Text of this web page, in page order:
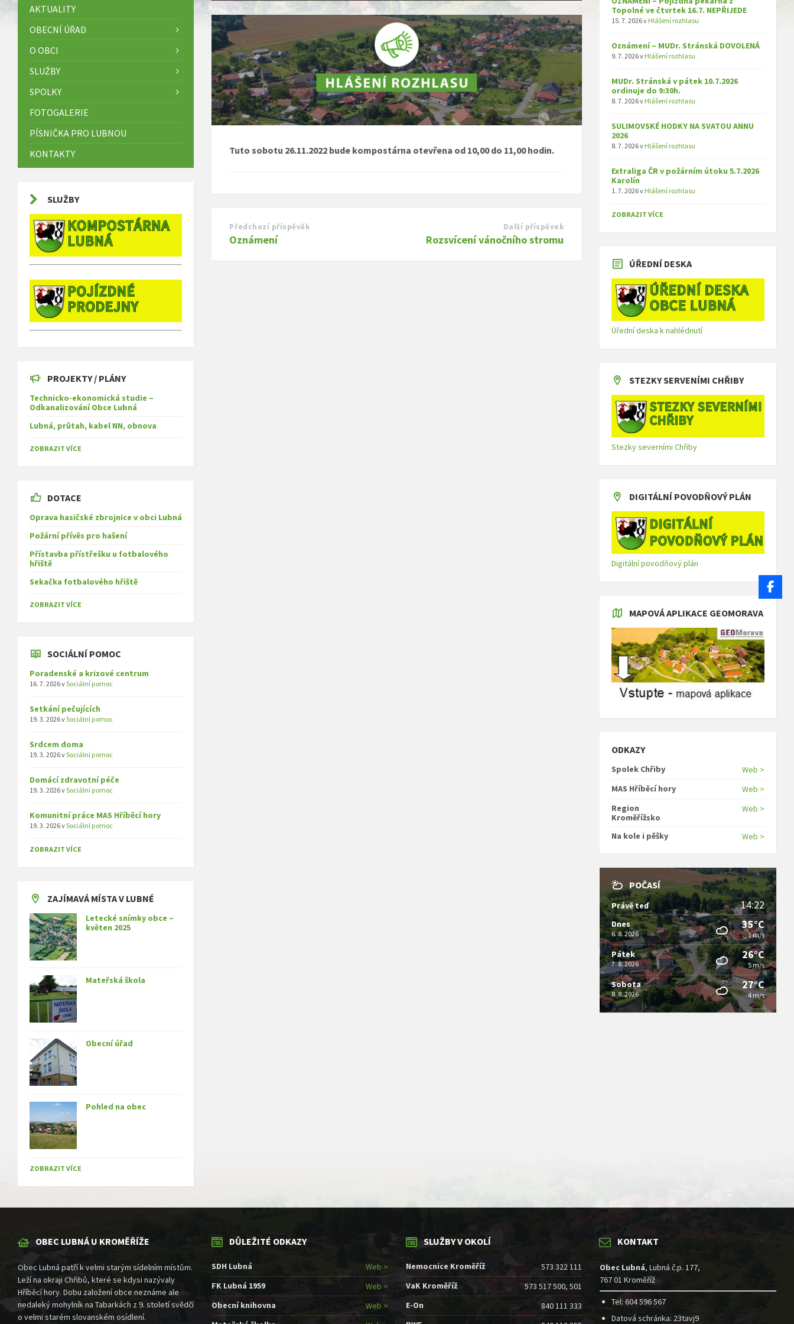
Tuto sobotu 26.11.2022 bude kompostárna otevřena od 10,00 do 11,00 hodin.
Předchozí příspěvěk
Oznámení
Další příspěvek
Rozsvícení vánočního stromu
AKTUALITY
OBECNÍ ÚŘAD
O OBCI
SLUŽBY
SPOLKY
FOTOGALERIE
PÍSNIČKA PRO LUBNOU
KONTAKTY
SLUŽBY
PROJEKTY / PLÁNY
Technicko-ekonomická studie –
Odkanalizování Obce Lubná
Lubná, průtah, kabel NN, obnova
ZOBRAZIT VÍCE
DOTACE
Oprava hasičské zbrojnice v obci Lubná
Požární přívěs pro hašení
Přístavba přístřešku u fotbalového
hřiště
Sekačka fotbalového hřiště
ZOBRAZIT VÍCE
SOCIÁLNÍ POMOC
Poradenské a krizové centrum
16. 7. 2026vSociální pomoc
Setkání pečujících
19. 3. 2026vSociální pomoc
Srdcem doma
19. 3. 2026vSociální pomoc
Domácí zdravotní péče
19. 3. 2026vSociální pomoc
Komunitní práce MAS Hříběcí hory
19. 3. 2026vSociální pomoc
ZOBRAZIT VÍCE
ZAJÍMAVÁ MÍSTA V LUBNÉ
Letecké snímky obce –
květen 2025
Mateřská škola
Obecní úřad
Pohled na obec
ZOBRAZIT VÍCE
Topolné ve čtvrtek 16.7. NEPŘIJEDE
15. 7. 2026v Hlášení rozhlasu
Oznámení – MUDr. Stránská DOVOLENÁ
9. 7. 2026v Hlášení rozhlasu
MUDr. Stránská v pátek 10.7.2026
ordinuje do 9:30h.
8. 7. 2026v Hlášení rozhlasu
SULIMOVSKÉ HODKY NA SVATOU ANNU
2026
8. 7. 2026v Hlášení rozhlasu
Extraliga ČR v požárním útoku 5.7.2026
Karolín
1. 7. 2026v Hlášení rozhlasu
ZOBRAZIT VÍCE
ÚŘEDNÍ DESKA
Úřední deska k nahlédnutí
STEZKY SERVENÍMI CHŘIBY
Stezky severními Chřiby
DIGITÁLNÍ POVODŇOVÝ PLÁN
Digitální povodňový plán
MAPOVÁ APLIKACE GEOMORAVA
ODKAZY
Spolek Chřiby
Web >
MAS Hříběcí hory
Web >
Region
Kroměřížsko
Web >
Na kole i pěšky Web >
POČASÍ
Právě teď 14:22
Dnes
6. 8. 2026
35°C
1 m/s
Pátek
7. 8. 2026
26°C
5 m/s
Sobota
8. 8. 2026
27°C
4 m/s
OBEC LUBNÁ U KROMĚŘÍŽE
Obec Lubná patří k velmi starým sídelním místům.
Leží na okraji Chřibů, které se kdysi nazývaly
Hříběcí hory. Dobu založení obce neznáme ale
nedaleký mohylník na Tabarkách z 9. století svědčí
o velmi starém slovanském osídlení.
DŮLEŽITÉ ODKAZY
SDH Lubná
Web >
FK Lubná 1959
Web >
Obecní knihovna
Web >
SLUŽBY V OKOLÍ
Nemocnice Kroměříž
573 322 111
VaK Kroměříž
573 517 500, 501
E-On
840 111 333
KONTAKT
Obec Lubná, Lubná č.p. 177,
767 01 Kroměříž
Tel: 604 596 567
Datová schránka: 23tavj9